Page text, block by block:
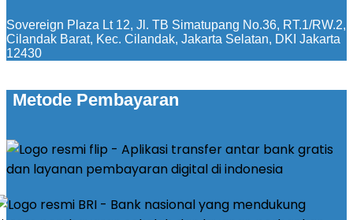
Sovereign Plaza Lt 12, Jl. TB Simatupang No.36, RT.1/RW.2,
Cilandak Barat, Kec. Cilandak, Jakarta Selatan, DKI Jakarta
12430
Metode Pembayaran